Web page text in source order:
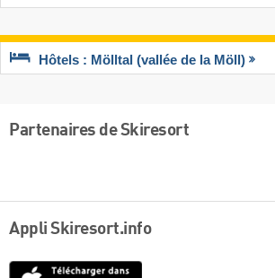
Hôtels : Mölltal (vallée de la Möll)
Partenaires de Skiresort
Appli Skiresort.info